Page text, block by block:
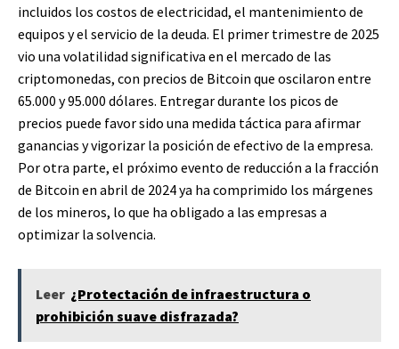
incluidos los costos de electricidad, el mantenimiento de
equipos y el servicio de la deuda. El primer trimestre de 2025
vio una volatilidad significativa en el mercado de las
criptomonedas, con precios de Bitcoin que oscilaron entre
65.000 y 95.000 dólares. Entregar durante los picos de
precios puede favor sido una medida táctica para afirmar
ganancias y vigorizar la posición de efectivo de la empresa.
Por otra parte, el próximo evento de reducción a la fracción
de Bitcoin en abril de 2024 ya ha comprimido los márgenes
de los mineros, lo que ha obligado a las empresas a
optimizar la solvencia.
Leer ¿Protectación de infraestructura o
prohibición suave disfrazada?